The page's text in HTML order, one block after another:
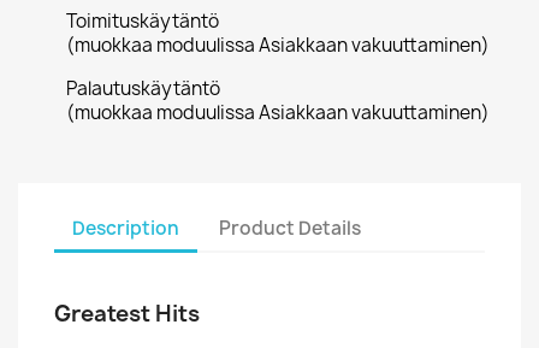
Toimituskäytäntö
(muokkaa moduulissa Asiakkaan vakuuttaminen)
Palautuskäytäntö
(muokkaa moduulissa Asiakkaan vakuuttaminen)
Description Product Details
Greatest Hits